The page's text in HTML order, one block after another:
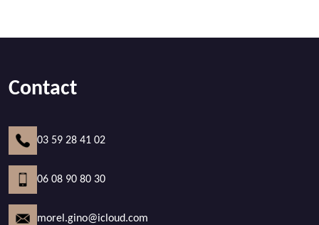
Contact
03 59 28 41 02
06 08 90 80 30
morel.gino@icloud.com